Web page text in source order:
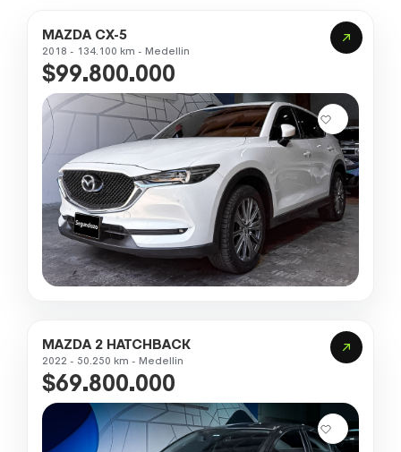
MAZDA CX-5
2018 - 134.100 km - Medellin
$99.800.000
MAZDA 2 HATCHBACK
2022 - 50.250 km - Medellin
$69.800.000